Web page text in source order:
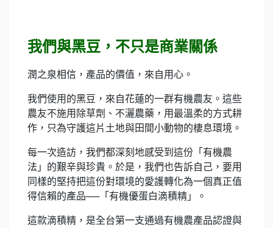
我們與黑豆，不只是商業關係
潤之泉相信，產品的價值，來自用心。
我們使用的黑豆，來自花蓮的一群有機農友。這些
農友不施用除草劑、不灑農藥，用最溫柔的方式耕
作，只為守護這片土地與田間小動物的棲息環境。
每一次造訪，我們都深刻地感受到這份「有機農
法」的艱辛與珍貴。於是，我們也告訴自己，要用
同樣的堅持把這份對環境的愛護轉化為一個真正值
得信賴的產品──「有機優蛋白滴積精」。
這款滴積精，是全台第一支通過有機農產品認證與